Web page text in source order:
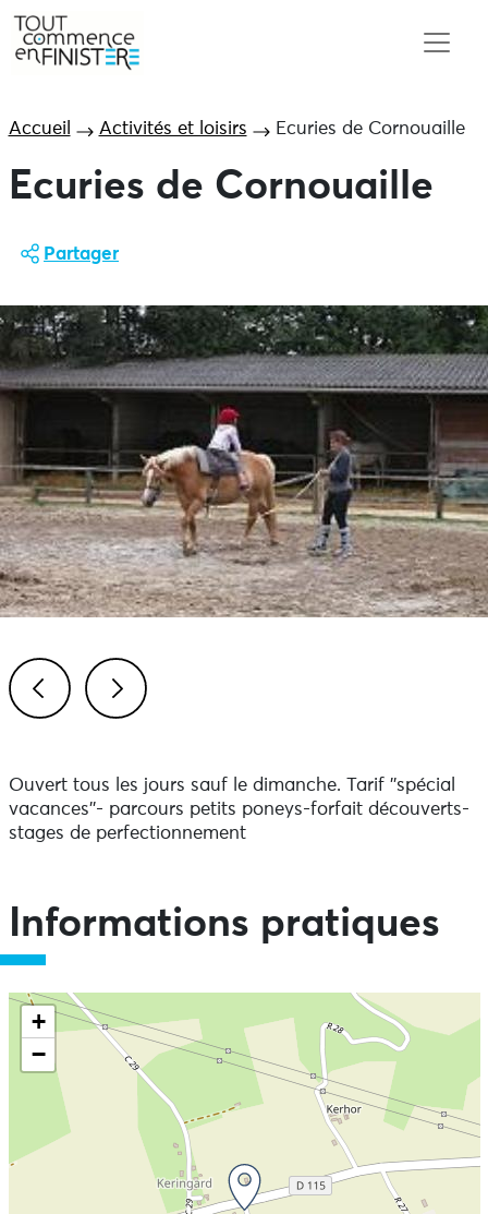
Accueil Activités et loisirs Ecuries de Cornouaille
Ecuries de Cornouaille
Partager
Ouvert tous les jours sauf le dimanche. Tarif ''spécial
vacances''- parcours petits poneys-forfait découverts-
stages de perfectionnement
Informations pratiques
+
−